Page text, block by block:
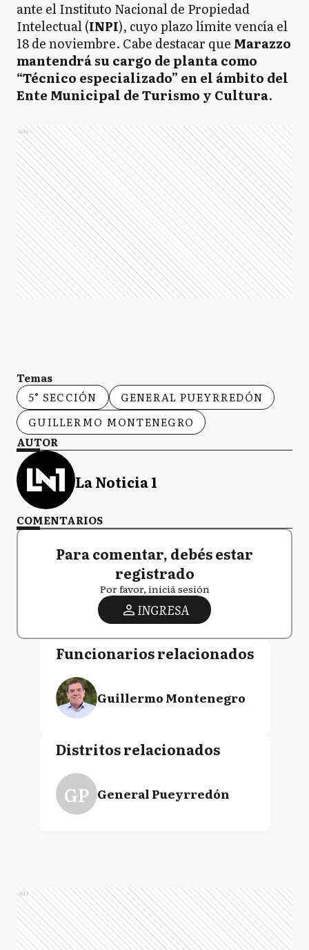
ante el Instituto Nacional de Propiedad
Intelectual (INPI), cuyo plazo límite vencía el
18 de noviembre. Cabe destacar que Marazzo
mantendrá su cargo de planta como
“Técnico especializado” en el ámbito del
Ente Municipal de Turismo y Cultura.
Ads
Temas
5° SECCIÓN
GENERAL PUEYRREDÓN
GUILLERMO MONTENEGRO
AUTOR
La Noticia 1
COMENTARIOS
Para comentar, debés estar
registrado
Por favor, iniciá sesión
INGRESA
Funcionarios relacionados
Guillermo Montenegro
Distritos relacionados
GP General Pueyrredón
Ads